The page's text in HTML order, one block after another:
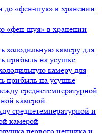
«фен-шуя» в хранении
камеру для
прибыль на усушке
среднетемпературной и
камерой